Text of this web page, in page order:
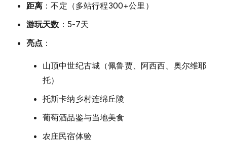
距离 ：不定（多站行程300+公里）
游玩天数 ：5-7天
亮点 ：
山顶中世纪古城（佩鲁贾、阿西西、奥尔维耶
托）
托斯卡纳乡村连绵丘陵
葡萄酒品鉴与当地美食
农庄民宿体验